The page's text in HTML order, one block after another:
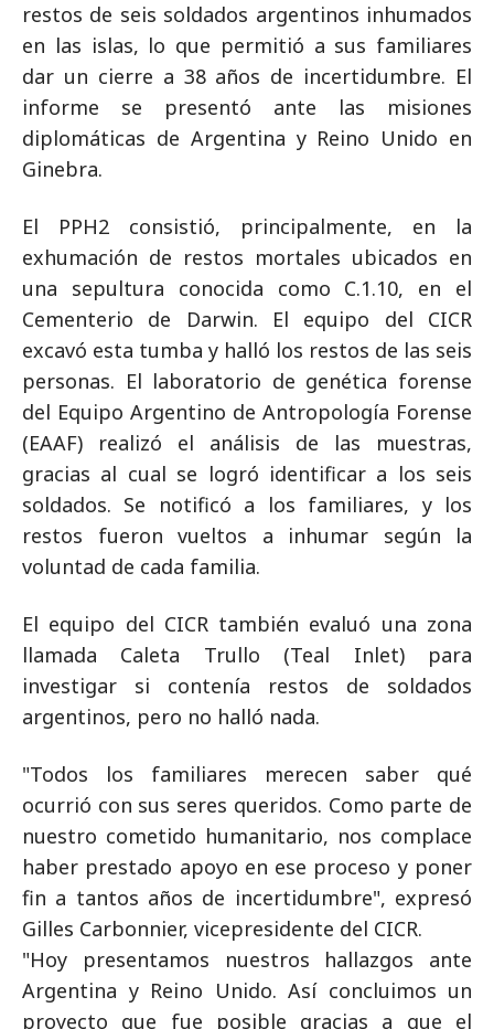
restos de seis soldados argentinos inhumados
en las islas, lo que permitió a sus familiares
dar un cierre a 38 años de incertidumbre. El
informe se presentó ante las misiones
diplomáticas de Argentina y Reino Unido en
Ginebra.
El PPH2 consistió, principalmente, en la
exhumación de restos mortales ubicados en
una sepultura conocida como C.1.10, en el
Cementerio de Darwin. El equipo del CICR
excavó esta tumba y halló los restos de las seis
personas. El laboratorio de genética forense
del Equipo Argentino de Antropología Forense
(EAAF) realizó el análisis de las muestras,
gracias al cual se logró identificar a los seis
soldados. Se notificó a los familiares, y los
restos fueron vueltos a inhumar según la
voluntad de cada familia.
El equipo del CICR también evaluó una zona
llamada Caleta Trullo (Teal Inlet) para
investigar si contenía restos de soldados
argentinos, pero no halló nada.
"Todos los familiares merecen saber qué
ocurrió con sus seres queridos. Como parte de
nuestro cometido humanitario, nos complace
haber prestado apoyo en ese proceso y poner
fin a tantos años de incertidumbre", expresó
Gilles Carbonnier, vicepresidente del CICR.
"Hoy presentamos nuestros hallazgos ante
Argentina y Reino Unido. Así concluimos un
proyecto que fue posible gracias a que el